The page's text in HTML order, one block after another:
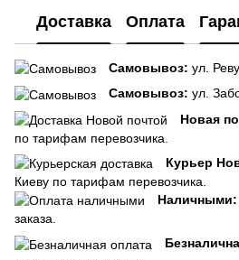
Доставка Оплата
Самовывоз: ул.
Самовывоз: ул.
Новая
по тарифам перевозчика.
Курьер
Киеву по тарифам перевозчика.
Наличными:
заказа.